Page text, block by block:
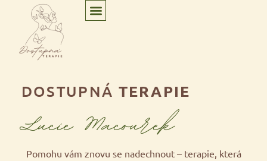
DOSTUPNÁ TERAPIE
Lucie Macourek
Pomohu vám znovu se nadechnout – terapie, která